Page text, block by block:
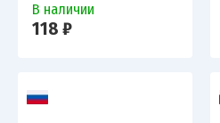
В наличии
118 ₽